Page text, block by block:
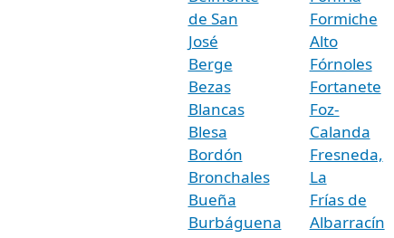
de San
José
Berge
Bezas
Blancas
Blesa
Bordón
Bronchales
Bueña
Burbáguena
Formiche
Alto
Fórnoles
Fortanete
Foz-
Calanda
Fresneda,
La
Frías de
Albarracín